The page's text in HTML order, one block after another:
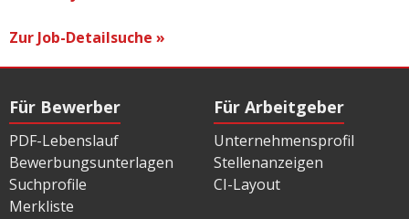
Zur Job-Detailsuche »
Für Bewerber
PDF-Lebenslauf
Bewerbungsunterlagen
Suchprofile
Merkliste
Für Arbeitgeber
Unternehmensprofil
Stellenanzeigen
CI-Layout